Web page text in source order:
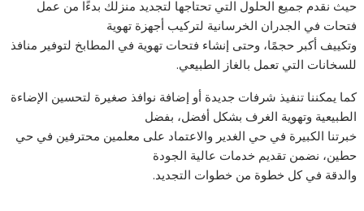
حيث نقدم جميع الحلول التي تحتاجها لتجديد منزلك بدءًا من عمل
فتحات في الجدران الخرسانية لتركيب أجهزة تهوية
وتكييف أكبر حجمًا، وحتى إنشاء فتحات تهوية في المطابخ لتوفير منافذ
للسخانات التي تعمل بالغاز الطبيعي.
كما يمكننا تنفيذ شرفات جديدة أو إضافة نوافذ صغيرة لتحسين الإضاءة
الطبيعية وتهوية الغرف بشكل أفضل، بفضل
خبرتنا الكبيرة في حي الغدير والاعتماد على معلمين محترفين في حي
حطين، نضمن تقديم خدمات عالية الجودة
والدقة في كل خطوة من خطوات التجديد.